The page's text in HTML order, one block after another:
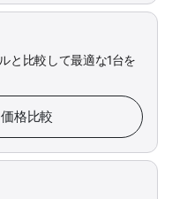
と比較して最適な1台を
格比較